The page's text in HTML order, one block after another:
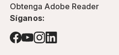
Obtenga Adobe Reader
Síganos: